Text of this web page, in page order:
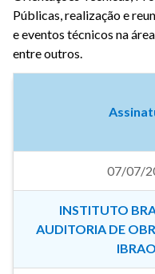
Públicas, realização e
e eventos técnicos na
entre outros.
07/07/
INSTITUTO
AUDITORIA DE